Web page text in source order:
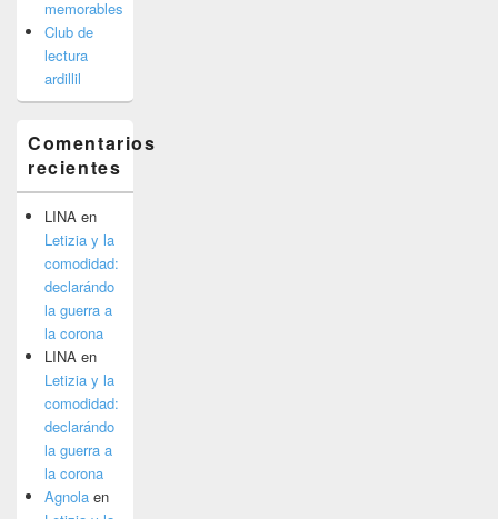
memorables
Club de
lectura
ardillil
Comentarios
recientes
LINA en
Letizia y la
comodidad:
declarándo
la guerra a
la corona
LINA en
Letizia y la
comodidad:
declarándo
la guerra a
la corona
Agnola en